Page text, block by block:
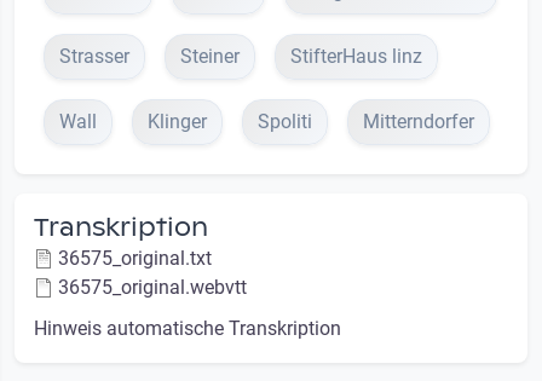
Strasser Steiner StifterHaus linz
Wall Klinger Spoliti Mitterndorfer
Transkription
36575_original.txt
36575_original.webvtt
Hinweis automatische Transkription